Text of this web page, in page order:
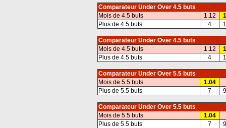
Comparateur Under Over 4.5 buts
Mois de 4.5 buts
1.12
Plus de 4.5 buts
4
Comparateur Under Over 4.5 buts
Mois de 4.5 buts
1.12
Plus de 4.5 buts
4
Comparateur Under Over 5.5 buts
Mois de 5.5 buts
1.04
Plus de 5.5 buts
7
Comparateur Under Over 5.5 buts
Mois de 5.5 buts
1.04
Plus de 5.5 buts
7